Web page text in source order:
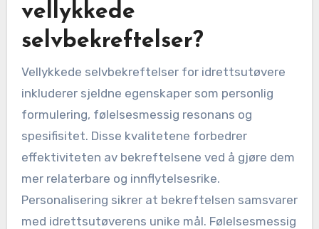
vellykkede
selvbekreftelser?
Vellykkede selvbekreftelser for idrettsutøvere
inkluderer sjeldne egenskaper som personlig
formulering, følelsesmessig resonans og
spesifisitet. Disse kvalitetene forbedrer
effektiviteten av bekreftelsene ved å gjøre dem
mer relaterbare og innflytelsesrike.
Personalisering sikrer at bekreftelsen samsvarer
med idrettsutøverens unike mål. Følelsesmessig